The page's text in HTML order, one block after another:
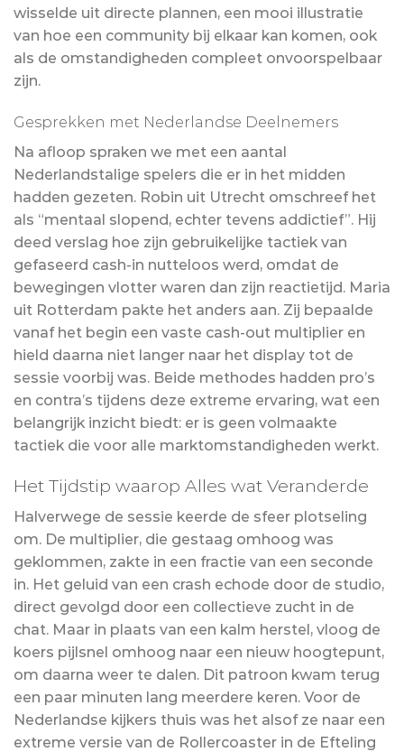
wisselde uit directe plannen, een mooi illustratie
van hoe een community bij elkaar kan komen, ook
als de omstandigheden compleet onvoorspelbaar
zijn.
Gesprekken met Nederlandse Deelnemers
Na afloop spraken we met een aantal
Nederlandstalige spelers die er in het midden
hadden gezeten. Robin uit Utrecht omschreef het
als “mentaal slopend, echter tevens addictief”. Hij
deed verslag hoe zijn gebruikelijke tactiek van
gefaseerd cash-in nutteloos werd, omdat de
bewegingen vlotter waren dan zijn reactietijd. Maria
uit Rotterdam pakte het anders aan. Zij bepaalde
vanaf het begin een vaste cash-out multiplier en
hield daarna niet langer naar het display tot de
sessie voorbij was. Beide methodes hadden pro’s
en contra’s tijdens deze extreme ervaring, wat een
belangrijk inzicht biedt: er is geen volmaakte
tactiek die voor alle marktomstandigheden werkt.
Het Tijdstip waarop Alles wat Veranderde
Halverwege de sessie keerde de sfeer plotseling
om. De multiplier, die gestaag omhoog was
geklommen, zakte in een fractie van een seconde
in. Het geluid van een crash echode door de studio,
direct gevolgd door een collectieve zucht in de
chat. Maar in plaats van een kalm herstel, vloog de
koers pijlsnel omhoog naar een nieuw hoogtepunt,
om daarna weer te dalen. Dit patroon kwam terug
een paar minuten lang meerdere keren. Voor de
Nederlandse kijkers thuis was het alsof ze naar een
extreme versie van de Rollercoaster in de Efteling